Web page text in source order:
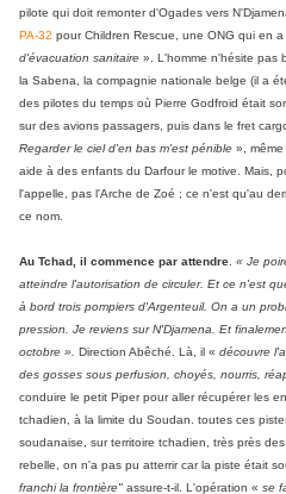
pilote qui doit remonter d'Ogades vers
PA-32 pour Children Rescue, une ONG qui en
d'évacuation sanitaire ». L'homme n'hésite pas
la Sabena, la compagnie nationale belge (il a
des pilotes du temps où Pierre Godfroid était
sur des avions passagers, puis dans le fret
Regarder le ciel d'en bas m'est pénible »,
aide à des enfants du Darfour le motive. Mais,
l'appelle, pas l'Arche de Zoé ; ce n'est qu'au
ce nom.
Au Tchad, il commence par attendre « Je
atteindre l'autorisation de circuler. Et ce n'est
à bord trois pompiers d'Argenteuil. On a un
pression. Je reviens sur N'Djamena. Et
octobre ».
Direction Abêché. Là, il « découvre
des gosses sous perfusion, choyés, nourris,
conduire le petit Piper pour aller récupérer les
tchadien, à la limite du Soudan. toutes ces
soudanaise, sur territoire tchadien, très près
rebelle, on n'a pas pu atterrir car la piste était
franchi la frontière" assure-t-il. L'opération « se